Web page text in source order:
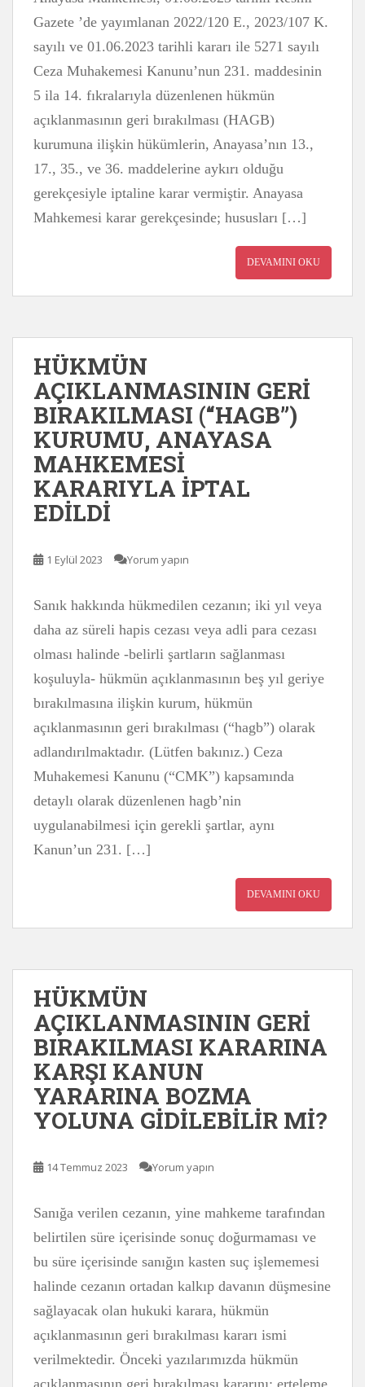
Gazete ’de yayımlanan 2022/120 E., 2023/107 K.
sayılı ve 01.06.2023 tarihli kararı ile 5271 sayılı
Ceza Muhakemesi Kanunu’nun 231. maddesinin
5 ila 14. fıkralarıyla düzenlenen hükmün
açıklanmasının geri bırakılması (HAGB)
kurumuna ilişkin hükümlerin, Anayasa’nın 13.,
17., 35., ve 36. maddelerine aykırı olduğu
gerekçesiyle iptaline karar vermiştir. Anayasa
Mahkemesi karar gerekçesinde; hususları […]
DEVAMINI OKU
HÜKMÜN
AÇIKLANMASININ GERİ
BIRAKILMASI (“HAGB”)
KURUMU, ANAYASA
MAHKEMESİ
KARARIYLA İPTAL
EDİLDİ
1 Eylül 2023 Yorum yapın
Sanık hakkında hükmedilen cezanın; iki yıl veya
daha az süreli hapis cezası veya adli para cezası
olması halinde -belirli şartların sağlanması
koşuluyla- hükmün açıklanmasının beş yıl geriye
bırakılmasına ilişkin kurum, hükmün
açıklanmasının geri bırakılması (“hagb”) olarak
adlandırılmaktadır. (Lütfen bakınız.) Ceza
Muhakemesi Kanunu (“CMK”) kapsamında
detaylı olarak düzenlenen hagb’nin
uygulanabilmesi için gerekli şartlar, aynı
Kanun’un 231. […]
DEVAMINI OKU
HÜKMÜN
AÇIKLANMASININ GERİ
BIRAKILMASI KARARINA
KARŞI KANUN
YARARINA BOZMA
YOLUNA GİDİLEBİLİR Mİ?
14 Temmuz 2023 Yorum yapın
Sanığa verilen cezanın, yine mahkeme tarafından
belirtilen süre içerisinde sonuç doğurmaması ve
bu süre içerisinde sanığın kasten suç işlememesi
halinde cezanın ortadan kalkıp davanın düşmesine
sağlayacak olan hukuki karara, hükmün
açıklanmasının geri bırakılması kararı ismi
verilmektedir. Önceki yazılarımızda hükmün
açıklanmasının geri bırakılması kararını; erteleme